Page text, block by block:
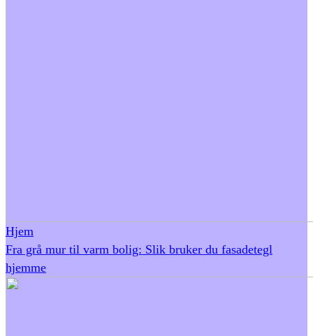
Hjem
Fra grå mur til varm bolig: Slik bruker du fasadetegl
hjemme